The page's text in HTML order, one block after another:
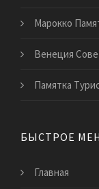
Марокко
Венеция
Памятка
БЫСТРОЕ
Главная